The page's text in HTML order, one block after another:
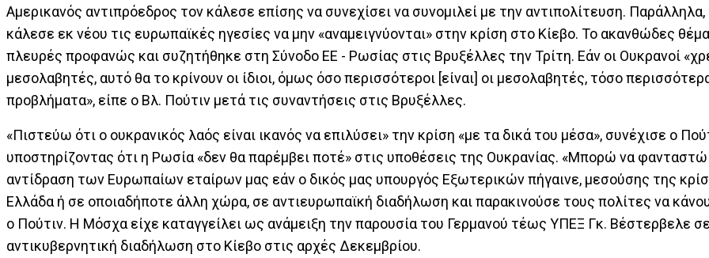
Αμερικανός αντιπρόεδρος τον κάλεσε επίσης να συνεχίσει να συνομιλεί με την αντιπολίτευση.
κάλεσε εκ νέου τις ευρωπαϊκές ηγεσίες να μην «αναμειγνύονται» στην κρίση στο Κίεβο. Το ακανθώδες
πλευρές προφανώς και συζητήθηκε στη Σύνοδο ΕΕ - Ρωσίας στις Βρυξέλλες την Τρίτη. Εάν οι Ουκρανοί
μεσολαβητές, αυτό θα το κρίνουν οι ίδιοι, όμως όσο περισσότεροι [είναι] οι μεσολαβητές, τόσο
προβλήματα», είπε ο Βλ. Πούτιν μετά τις συναντήσεις στις Βρυξέλλες.
«Πιστεύω ότι ο ουκρανικός λαός είναι ικανός να επιλύσει» την κρίση «με τα δικά του μέσα», συνέχισε ο
υποστηρίζοντας ότι η Ρωσία «δεν θα παρέμβει ποτέ» στις υποθέσεις της Ουκρανίας. «Μπορώ να
αντίδραση των Ευρωπαίων εταίρων μας εάν ο δικός μας υπουργός Εξωτερικών πήγαινε, μεσούσης της
Ελλάδα ή σε οποιαδήποτε άλλη χώρα, σε αντιευρωπαϊκή διαδήλωση και παρακινούσε τους πολίτες να
ο Πούτιν. Η Μόσχα είχε καταγγείλει ως ανάμειξη την παρουσία του Γερμανού τέως ΥΠΕΞ Γκ. Βέστερβελε σε
αντικυβερνητική διαδήλωση στο Κίεβο στις αρχές Δεκεμβρίου.